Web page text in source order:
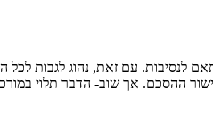
ליווי ואישור ההסכם. אך שוב-